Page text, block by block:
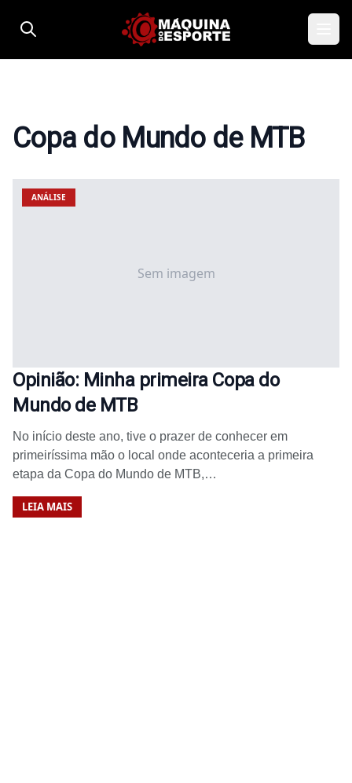
Copa do Mundo de MTB
Sem imagem
ANÁLISE
Opinião: Minha primeira Copa do
Mundo de MTB
No início deste ano, tive o prazer de conhecer em
primeiríssima mão o local onde aconteceria a primeira
etapa da Copa do Mundo de MTB,…
LEIA MAIS